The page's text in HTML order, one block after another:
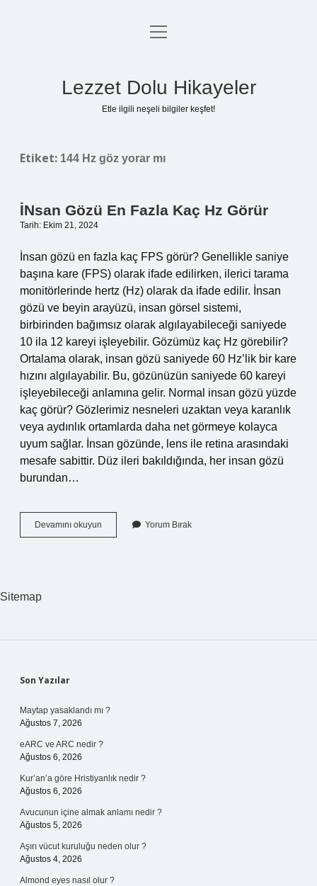
Anasayfa
menüyü
Lezzet Dolu Hikayeler
Etle ilgili neşeli bilgiler keşfet!
Etiket: 144 Hz göz yorar mı
İNsan Gözü En Fazla Kaç Hz Görür
Tarih: Ekim 21, 2024
İnsan gözü en fazla kaç FPS görür? Genellikle saniye
başına kare (FPS) olarak ifade edilirken, ilerici tarama
monitörlerinde hertz (Hz) olarak da ifade edilir. İnsan
gözü ve beyin arayüzü, insan görsel sistemi,
birbirinden bağımsız olarak algılayabileceği saniyede
10 ila 12 kareyi işleyebilir. Gözümüz kaç Hz görebilir?
Ortalama olarak, insan gözü saniyede 60 Hz’lik bir kare
hızını algılayabilir. Bu, gözünüzün saniyede 60 kareyi
işleyebileceği anlamına gelir. Normal insan gözü yüzde
kaç görür? Gözlerimiz nesneleri uzaktan veya karanlık
veya aydınlık ortamlarda daha net görmeye kolayca
uyum sağlar. İnsan gözünde, lens ile retina arasındaki
mesafe sabittir. Düz ileri bakıldığında, her insan gözü
burundan…
Devamını okuyun
Gözü
Yorum Bırak
Sitemap
Sidebar
Son Yazılar
Maytap yasaklandı mı ?
Ağustos 7, 2026
eARC ve ARC nedir ?
Ağustos 6, 2026
Kur’an’a göre Hristiyanlık nedir ?
Ağustos 6, 2026
Avucunun içine almak anlamı nedir ?
Ağustos 5, 2026
Aşırı vücut kuruluğu neden olur ?
Ağustos 4, 2026
Almond eyes nasıl olur ?